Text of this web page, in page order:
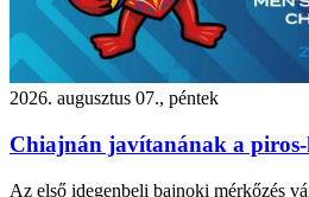
2026. augusztus 07., péntek
Chiajnán javítanának a
Az első idegenbeli bajnoki mérkőzés